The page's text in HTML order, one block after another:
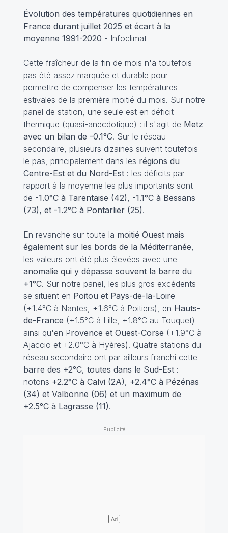
Évolution des températures quotidiennes en
France durant juillet 2025 et écart à la
moyenne 1991-2020 - Infoclimat
Cette fraîcheur de la fin de mois n'a toutefois
pas été assez marquée et durable pour
permettre de compenser les températures
estivales de la première moitié du mois. Sur notre
panel de station, une seule est en déficit
thermique (quasi-anecdotique) : il s'agit de Metz
avec un bilan de -0.1°C. Sur le réseau
secondaire, plusieurs dizaines suivent toutefois
le pas, principalement dans les régions du
Centre-Est et du Nord-Est: les déficits par
rapport à la moyenne les plus importants sont
de -1.0°C à Tarentaise (42), -1.1°C à Bessans
(73), et -1.2°C à Pontarlier (25).
En revanche sur toute la moitié Ouest mais
également sur les bords de la Méditerranée
les valeurs ont été plus élevées avec une
anomalie qui y dépasse souvent la barre du
+1°C. Sur notre panel, les plus gros excédents
se situent en Poitou et Pays-de-la-Loire
(+1.4°C à Nantes, +1.6°C à Poitiers), en Hauts-
de-France (+1.5°C à Lille, +1.8°C au Touquet)
ainsi qu'en Provence et Ouest-Corse (+1.9°C à
Ajaccio et +2.0°C à Hyères). Quatre stations du
réseau secondaire ont par ailleurs franchi cette
barre des +2°C, toutes dans le Sud-Est :
notons +2.2°C à Calvi (2A), +2.4°C à Pézénas
(34) et Valbonne (06) et un maximum de
+2.5°C à Lagrasse (11).